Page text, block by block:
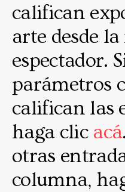
califican
arte desde
espectador.
parámetros
califican las
haga clic acá
otras
columna,